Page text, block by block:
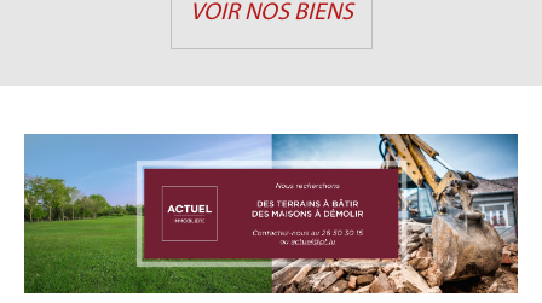
VOIR NOS BIENS